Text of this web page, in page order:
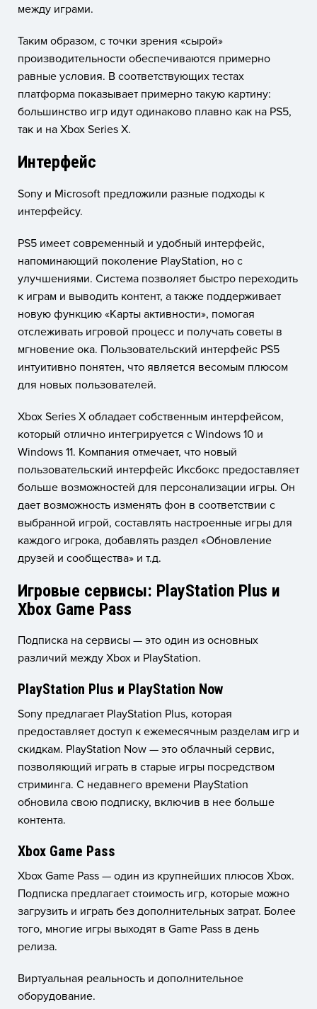
между играми.
Таким образом, с точки зрения «сырой»
производительности обеспечиваются примерно
равные условия. В соответствующих тестах
платформа показывает примерно такую картину:
большинство игр идут одинаково плавно как на PS5,
так и на Xbox Series X.
Интерфейс
Sony и Microsoft предложили разные подходы к
интерфейсу.
PS5 имеет современный и удобный интерфейс,
напоминающий поколение PlayStation, но с
улучшениями. Система позволяет быстро переходить
к играм и выводить контент, а также поддерживает
новую функцию «Карты активности», помогая
отслеживать игровой процесс и получать советы в
мгновение ока. Пользовательский интерфейс PS5
интуитивно понятен, что является весомым плюсом
для новых пользователей.
Xbox Series X обладает собственным интерфейсом,
который отлично интегрируется с Windows 10 и
Windows 11. Компания отмечает, что новый
пользовательский интерфейс Иксбокс предоставляет
больше возможностей для персонализации игры. Он
дает возможность изменять фон в соответствии с
выбранной игрой, составлять настроенные игры для
каждого игрока, добавлять раздел «Обновление
друзей и сообщества» и т.д.
Игровые сервисы: PlayStation Plus и
Xbox Game Pass
Подписка на сервисы — это один из основных
различий между Xbox и PlayStation.
PlayStation Plus и PlayStation Now
Sony предлагает PlayStation Plus, которая
предоставляет доступ к ежемесячным разделам игр и
скидкам. PlayStation Now — это облачный сервис,
позволяющий играть в старые игры посредством
стриминга. С недавнего времени PlayStation
обновила свою подписку, включив в нее больше
контента.
Xbox Game Pass
Xbox Game Pass — один из крупнейших плюсов Xbox.
Подписка предлагает стоимость игр, которые можно
загрузить и играть без дополнительных затрат. Более
того, многие игры выходят в Game Pass в день
релиза.
Виртуальная реальность и дополнительное
оборудование.